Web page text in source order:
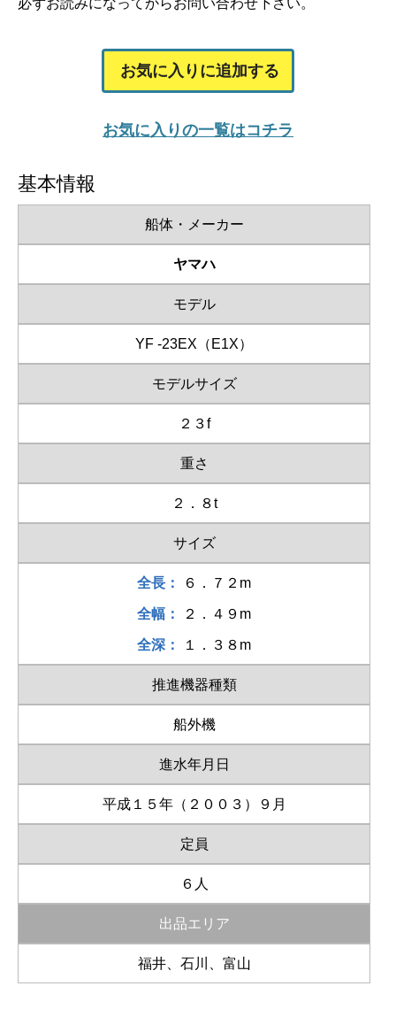
お気に入りに追加する
お気に入りの一覧はコチラ
基本情報
船体・メーカー
ヤマハ
モデル
YF -23EX（E1X）
モデルサイズ
２３f
重さ
２．８t
サイズ
全長： ６．７２m
全幅： ２．４９m
全深： １．３８m
推進機器種類
船外機
進水年月日
平成１５年（２００３）９月
定員
６人
出品エリア
福井、石川、富山